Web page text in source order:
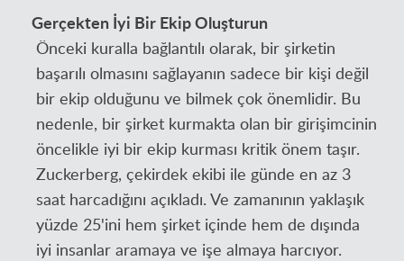
Gerçekten İyi Bir Ekip Oluşturun
Önceki kuralla bağlantılı olarak, bir şirketin
başarılı olmasını sağlayanın sadece bir kişi değil
bir ekip olduğunu ve bilmek çok önemlidir. Bu
nedenle, bir şirket kurmakta olan bir girişimcinin
öncelikle iyi bir ekip kurması kritik önem taşır.
Zuckerberg, çekirdek ekibi ile günde en az 3
saat harcadığını açıkladı. Ve zamanının yaklaşık
yüzde 25'ini hem şirket içinde hem de dışında
iyi insanlar aramaya ve işe almaya harcıyor.